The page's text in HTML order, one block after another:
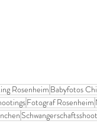
Rosenheim Babyfotos
Fotograf Rosenheim